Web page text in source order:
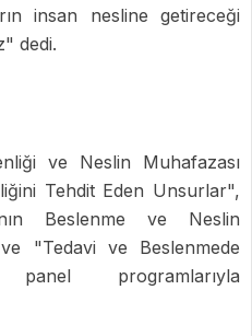
insan nesline getireceği
dedi.
ve Neslin Muhafazası
Tehdit Eden Unsurlar",
Beslenme ve Neslin
"Tedavi ve Beslenmede
programlarıyla